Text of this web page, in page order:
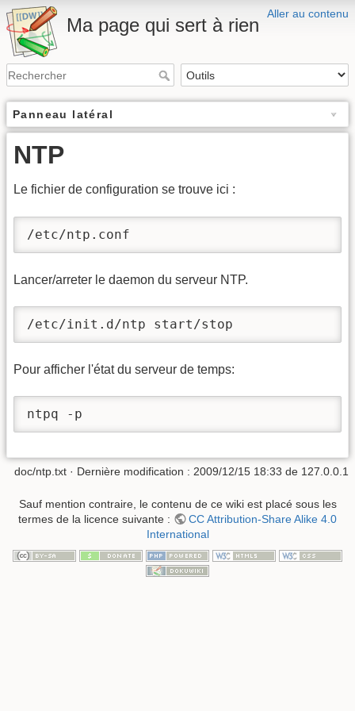
Aller au contenu
Ma page qui sert à rien
Panneau latéral
NTP
Le fichier de configuration se trouve ici :
/etc/ntp.conf
Lancer/arreter le daemon du serveur NTP.
/etc/init.d/ntp start/stop
Pour afficher l'état du serveur de temps:
ntpq -p
doc/ntp.txt · Dernière modification : 2009/12/15 18:33 de 127.0.0.1
Sauf mention contraire, le contenu de ce wiki est placé sous les
termes de la licence suivante :
CC Attribution-Share Alike 4.0
International